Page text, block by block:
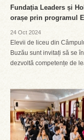
Fundația Leaders și
orașe prin programul
24 Oct 2024
Elevii de liceu din
Buzău sunt invitați să se
dezvoltă competențe de